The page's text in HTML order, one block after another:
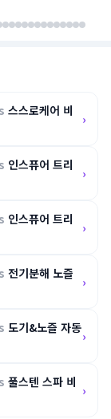
스스로케어 비
›
인스퓨어 트리
›
인스퓨어 트리
›
전기분해 노즐
›
도기&노즐 자동
›
풀스텐 스파 비
›